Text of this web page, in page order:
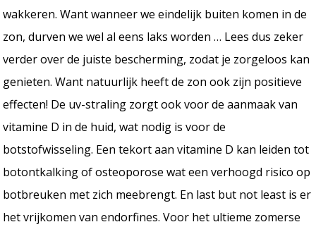
wakkeren. Want wanneer we eindelijk buiten komen in de
zon, durven we wel al eens laks worden … Lees dus zeker
verder over de juiste bescherming, zodat je zorgeloos kan
genieten. Want natuurlijk heeft de zon ook zijn positieve
effecten! De uv-straling zorgt ook voor de aanmaak van
vitamine D in de huid, wat nodig is voor de
botstofwisseling. Een tekort aan vitamine D kan leiden tot
botontkalking of osteoporose wat een verhoogd risico op
botbreuken met zich meebrengt. En last but not least is er
het vrijkomen van endorfines. Voor het ultieme zomerse